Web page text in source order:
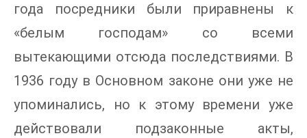
года посредники были приравнены к
«белым господам» со всеми
вытекающими отсюда последствиями. В
1936 году в Основном законе они уже не
упоминались, но к этому времени уже
действовали подзаконные акты,